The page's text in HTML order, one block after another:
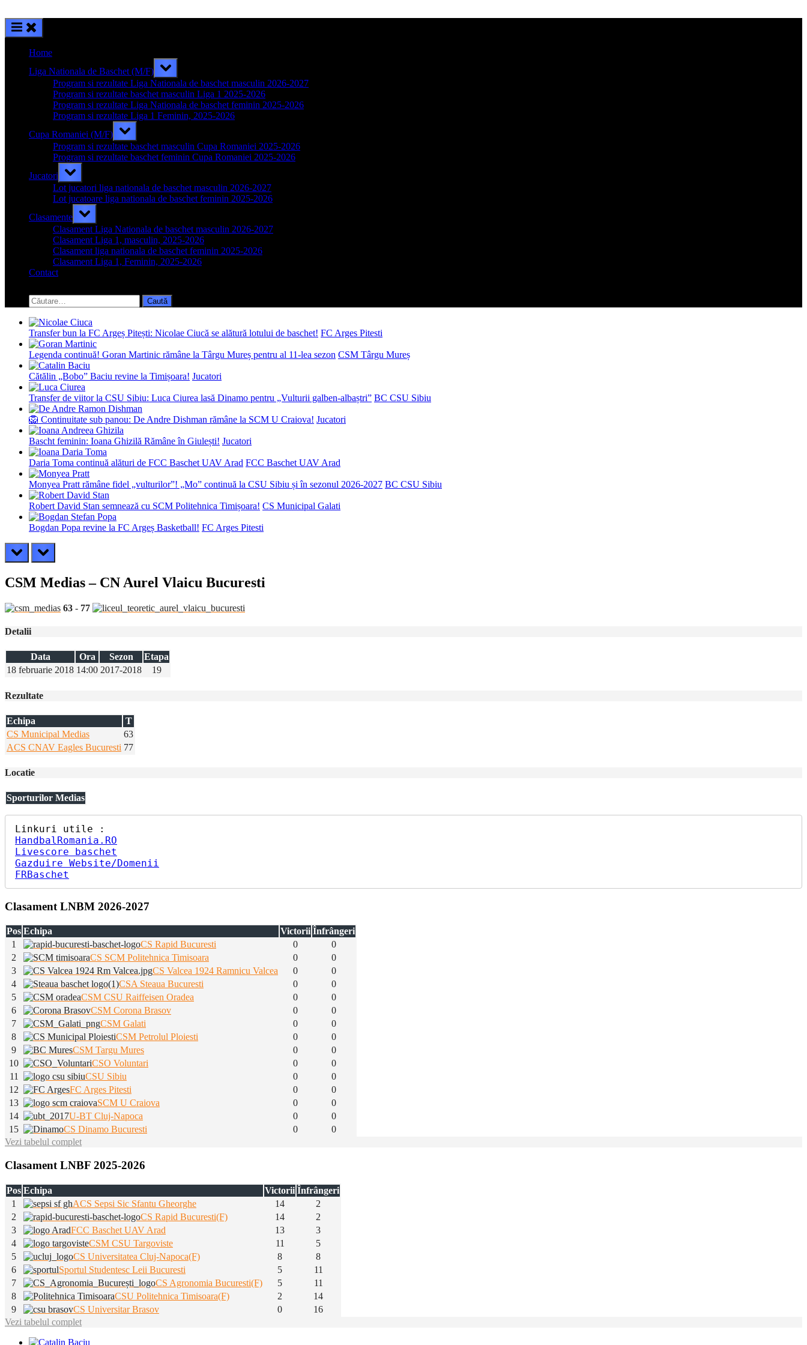
Home
Liga Nationala de Baschet (M/F)
Toggle
sub-
menu
Program si rezultate Liga Nationala de baschet masculin 2026-2027
Program si rezultate baschet masculin Liga 1 2025-2026
Program si rezultate Liga Nationala de baschet feminin 2025-2026
Program si rezultate Liga 1 Feminin, 2025-2026
Cupa Romaniei (M/F)
Toggle
sub-
menu
Program si rezultate baschet masculin Cupa Romaniei 2025-2026
Program si rezultate baschet feminin Cupa Romaniei 2025-2026
Jucatori
Toggle
sub-
menu
Lot jucatori liga nationala de baschet masculin 2026-2027
Lot jucatoare liga nationala de baschet feminin 2025-2026
Clasamente
Toggle
sub-
menu
Clasament Liga Nationala de baschet masculin 2026-2027
Clasament Liga 1, masculin, 2025-2026
Clasament liga nationala de baschet feminin 2025-2026
Clasament Liga 1, Feminin, 2025-2026
Contact
search
form
Caută
după:
Transfer bun la FC Argeș Pitești: Nicolae Ciucă se alătură lotului de baschet! FC Arges Pitesti
Legenda continuă! Goran Martinic rămâne la Târgu Mureș pentru al 11-lea sezon CSM Târgu Mureș
Cătălin „Bobo” Baciu revine la Timișoara! Jucatori
Transfer de viitor la CSU Sibiu: Luca Ciurea lasă Dinamo pentru „Vulturii galben-albaștri” BC CSU Sibiu
🦁 Continuitate sub panou: De Andre Dishman rămâne la SCM U Craiova! Jucatori
Bascht feminin: Ioana Ghizilă Rămâne în Giulești! Jucatori
Daria Toma continuă alături de FCC Baschet UAV Arad FCC Baschet UAV Arad
Monyea Pratt rămâne fidel „vulturilor”! „Mo” continuă la CSU Sibiu și în sezonul 2026-2027 BC CSU Sibiu
Robert David Stan semnează cu SCM Politehnica Timișoara! CS Municipal Galati
Bogdan Popa revine la FC Argeș Basketball! FC Arges Pitesti
prev next
CSM Medias – CN Aurel Vlaicu Bucuresti
63 - 77
Detalii
Data Ora Sezon
Etapa
18 februarie 2018 14:00 2017-2018 19
Rezultate
Echipa
T
CS Municipal Medias
63
ACS CNAV Eagles Bucuresti 77
Locatie
Sporturilor Medias
HandbalRomania.RO
Livescore baschet
Gazduire Website/Domenii
FRBaschet
Clasament LNBM 2026-2027
Pos Echipa Victorii Înfrângeri
1
CS Rapid Bucuresti 0
0
2
CS SCM Politehnica Timisoara 0
0
3
CS Valcea 1924 Ramnicu Valcea 0
0
4
CSA Steaua Bucuresti 0
0
5
CSM CSU Raiffeisen Oradea 0
0
6
CSM Corona Brasov 0
0
7
CSM Galati 0
0
8
CSM Petrolul Ploiesti 0
0
9
CSM Targu Mures 0
0
10
CSO Voluntari 0
0
11
CSU Sibiu 0
0
12
FC Arges Pitesti 0
0
13
SCM U Craiova 0
0
14
U-BT Cluj-Napoca 0
0
15
CS Dinamo Bucuresti 0
0
Vezi tabelul complet
Clasament LNBF 2025-2026
Pos Echipa Victorii Înfrângeri
1
ACS Sepsi Sic Sfantu Gheorghe 14
2
2
CS Rapid Bucuresti(F) 14
2
3
FCC Baschet UAV Arad 13
3
4
CSM CSU Targoviste 11
5
5
CS Universitatea Cluj-Napoca(F) 8
8
6
Sportul Studentesc Leii Bucuresti 5
11
7
CS Agronomia Bucuresti(F) 5
11
8
CSU Politehnica Timisoara(F) 2
14
9
CS Universitar Brasov 0
16
Vezi tabelul complet